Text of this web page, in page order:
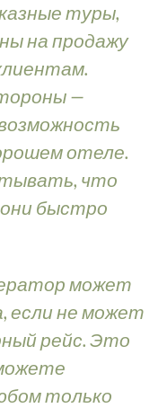
туры,
на продажу
—
отеле.
что
быстро
может
если не может
рейс. Это
только